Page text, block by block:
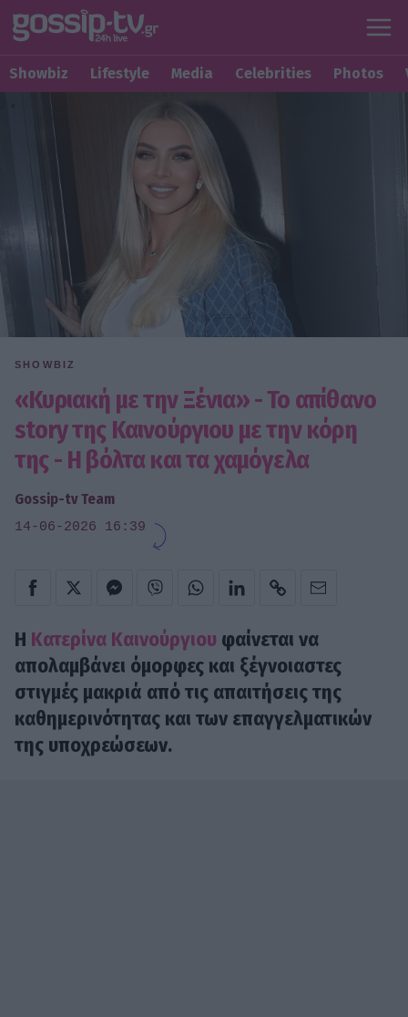
Showbiz Lifestyle Media Celebrities Photos
SHOWBIZ
«Κυριακή με την Ξένια» - Το απίθανο
story της Καινούργιου με την κόρη
της - Η βόλτα και τα χαμόγελα
Gossip-tv Team
14-06-2026 16:39
Η Κατερίνα Καινούργιου φαίνεται να
απολαμβάνει όμορφες και ξέγνοιαστες
στιγμές μακριά από τις απαιτήσεις της
καθημερινότητας και των επαγγελματικών
της υποχρεώσεων.